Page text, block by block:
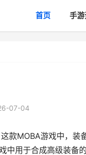
首页 手
07-04
款MOBA游戏中，
中用于合成高级装